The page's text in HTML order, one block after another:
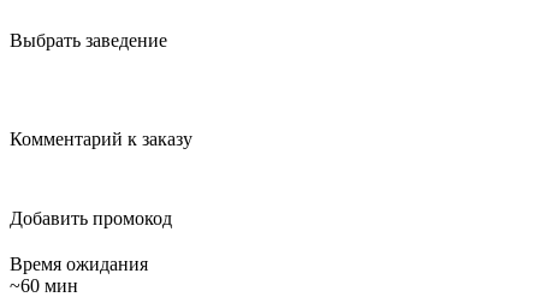
Выбрать заведение
Комментарий к заказу
Добавить промокод
Время ожидания
~60 мин